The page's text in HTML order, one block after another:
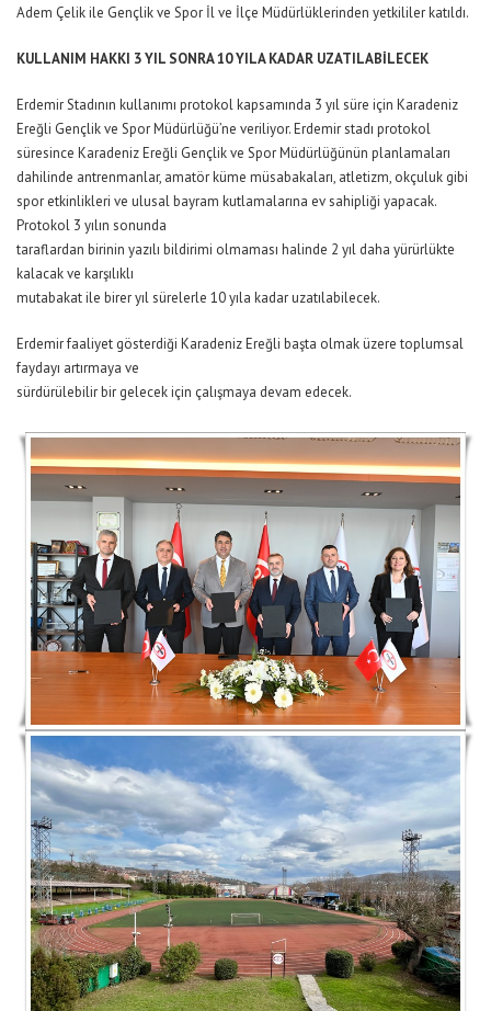
Adem Çelik ile Gençlik ve Spor İl ve İlçe Müdürlüklerinden yetkililer katıldı.
KULLANIM HAKKI 3 YIL SONRA 10 YILA KADAR UZATILABİLECEK
Erdemir Stadının kullanımı protokol kapsamında 3 yıl süre için Karadeniz
Ereğli Gençlik ve Spor Müdürlüğü’ne veriliyor. Erdemir stadı protokol
süresince Karadeniz Ereğli Gençlik ve Spor Müdürlüğünün planlamaları
dahilinde antrenmanlar, amatör küme müsabakaları, atletizm, okçuluk gibi
spor etkinlikleri ve ulusal bayram kutlamalarına ev sahipliği yapacak.
Protokol 3 yılın sonunda
taraflardan birinin yazılı bildirimi olmaması halinde 2 yıl daha yürürlükte
kalacak ve karşılıklı
mutabakat ile birer yıl sürelerle 10 yıla kadar uzatılabilecek.
Erdemir faaliyet gösterdiği Karadeniz Ereğli başta olmak üzere toplumsal
faydayı artırmaya ve
sürdürülebilir bir gelecek için çalışmaya devam edecek.